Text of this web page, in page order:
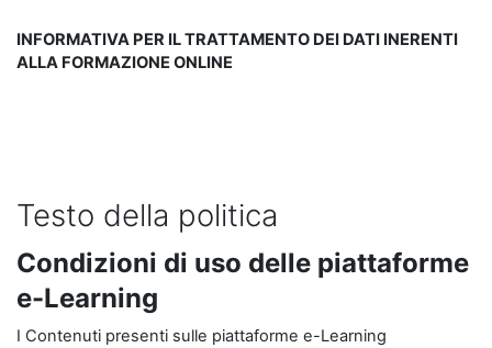
INFORMATIVA PER IL TRATTAMENTO DEI DATI INERENTI
ALLA FORMAZIONE ONLINE
Testo della politica
Condizioni di uso delle piattaforme
e-Learning
I Contenuti presenti sulle piattaforme e-Learning